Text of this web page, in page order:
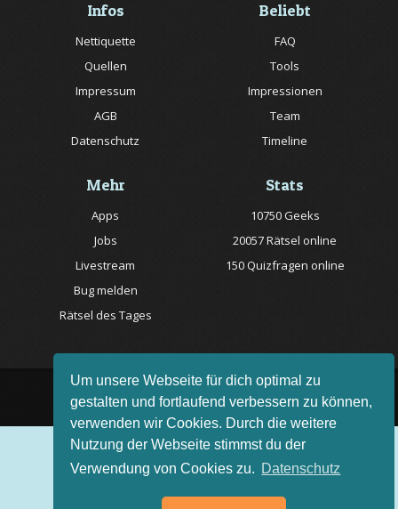
Um unsere Webseite für dich optimal zu
gestalten und fortlaufend verbessern zu können,
verwenden wir Cookies. Durch die weitere
Nutzung der Webseite stimmst du der
Verwendung von Cookies zu. Datenschutz
Infos
Nettiquette
Quellen
Impressum
AGB
Datenschutz
Beliebt
FAQ
Tools
Impressionen
Team
Timeline
Mehr
Apps
Jobs
Livestream
Bug melden
Rätsel des Tages
Stats
10750 Geeks
20057 Rätsel online
150 Quizfragen online
AGB •Impressum •FAQ